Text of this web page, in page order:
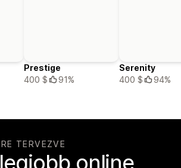
Prestige
400 $
91%
Serenity
400 $
94%
TERVEZVE